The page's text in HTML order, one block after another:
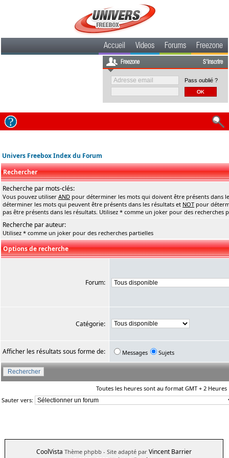
Accueil Videos Forums Freezone
Freezone S'inscrire
Pass oublié ?
Univers Freebox Index du Forum
Rechercher
Recherche par mots-clés:
Vous pouvez utiliser AND pour déterminer les mots qui doivent être présents dans
déterminer les mots qui peuvent être présents dans les résultats et NOT pour
pas être présents dans les résultats. Utilisez * comme un joker pour des recherches
Recherche par auteur:
Utilisez * comme un joker pour des recherches partielles
Options de recherche
Forum:
Catégorie:
Afficher les résultats sous forme de: Messages Sujets
Toutes les heures sont au format GMT + 2 Heures
Sauter vers:
CoolVista Thème phpbb - Site adapté par Vincent Barrier